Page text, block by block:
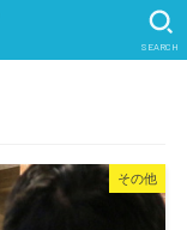
SEARCH
その他